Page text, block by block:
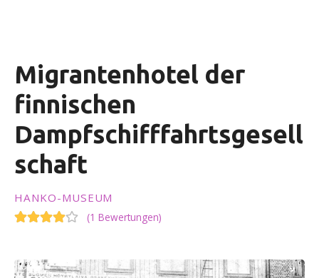
Migrantenhotel der
finnischen
Dampfschifffahrtsgesell
schaft
HANKO-MUSEUM
(1 Bewertungen)